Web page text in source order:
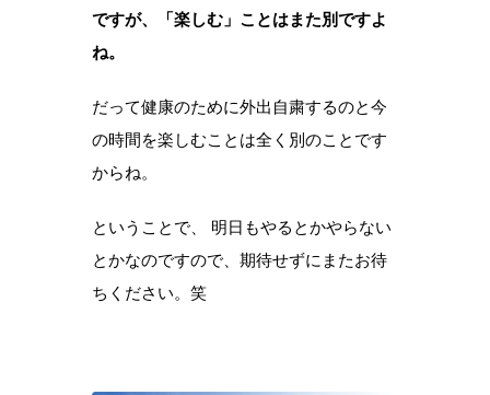
ですが、「楽しむ」ことはまた別ですよ
ね。
だって健康のために外出自粛するのと今
の時間を楽しむことは全く別のことです
からね。
ということで、 明日もやるとかやらない
とかなのですので、期待せずにまたお待
ちください。笑